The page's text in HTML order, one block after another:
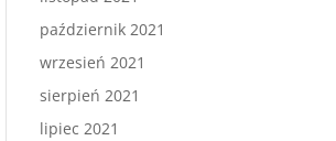
październik 2021
wrzesień 2021
sierpień 2021
lipiec 2021